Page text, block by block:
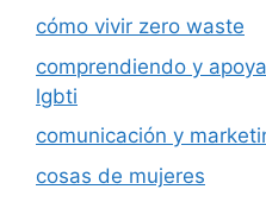
cómo vivir zero waste
comprendiendo y
lgbti
comunicación y
cosas de mujeres